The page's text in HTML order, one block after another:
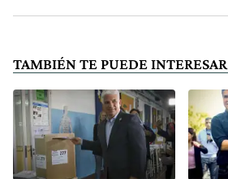
TAMBIÉN TE PUEDE INTERESAR